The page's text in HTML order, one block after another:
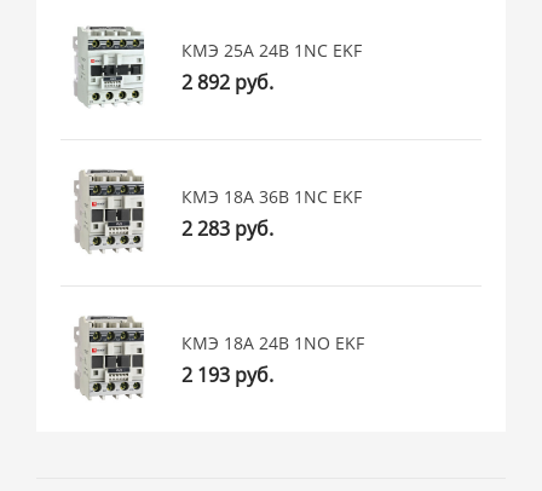
КМЭ 25А 24В 1NC EKF
2 892 руб.
КМЭ 18А 36В 1NC EKF
2 283 руб.
КМЭ 18А 24В 1NO EKF
2 193 руб.